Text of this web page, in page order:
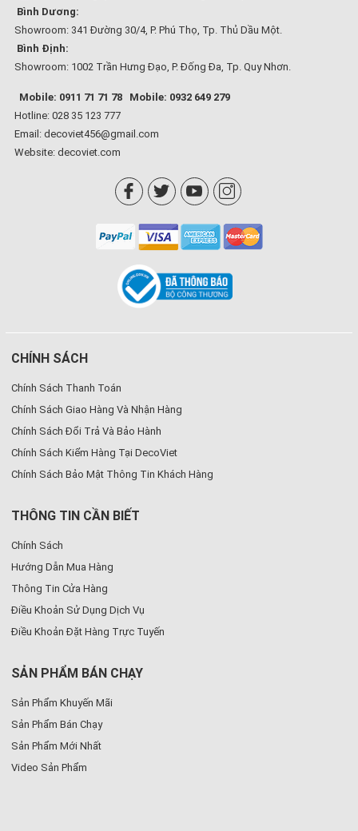
Bình Dương:
Showroom: 341 Đường 30/4, P. Phú Thọ, Tp. Thủ Dầu Một.
Bình Định:
Showroom: 1002 Trần Hưng Đạo, P. Đống Đa, Tp. Quy Nhơn.
Mobile: 0911 71 71 78
Mobile: 0932 649 279
Hotline: 028 35 123 777
Email: decoviet456@gmail.com
Website: decoviet.com
CHÍNH SÁCH
Chính Sách Thanh Toán
Chính Sách Giao Hàng Và Nhận Hàng
Chính Sách Đổi Trả Và Bảo Hành
Chính Sách Kiểm Hàng Tại DecoViet
Chính Sách Bảo Mật Thông Tin Khách Hàng
THÔNG TIN CẦN BIẾT
Chính Sách
Hướng Dẫn Mua Hàng
Thông Tin Cửa Hàng
Điều Khoản Sử Dụng Dịch Vụ
Điều Khoản Đặt Hàng Trực Tuyến
SẢN PHẨM BÁN CHẠY
Sản Phẩm Khuyến Mãi
Sản Phẩm Bán Chạy
Sản Phẩm Mới Nhất
Video Sản Phẩm